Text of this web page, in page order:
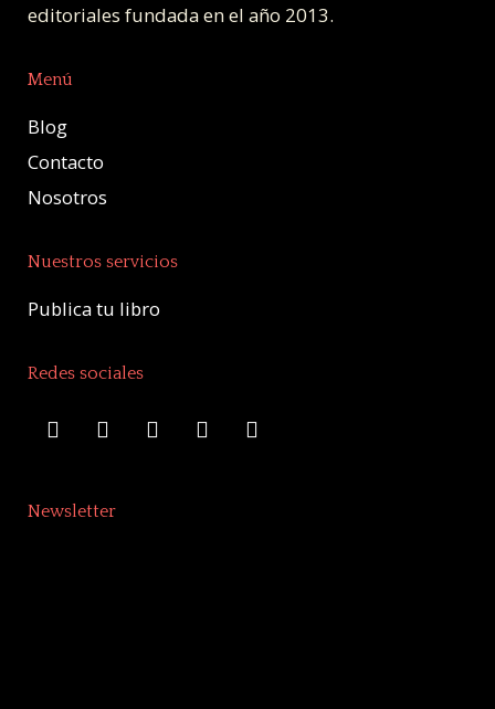
editoriales fundada en el año 2013.
Menú
Blog
Contacto
Nosotros
Nuestros servicios
Publica tu libro
Redes sociales
Newsletter